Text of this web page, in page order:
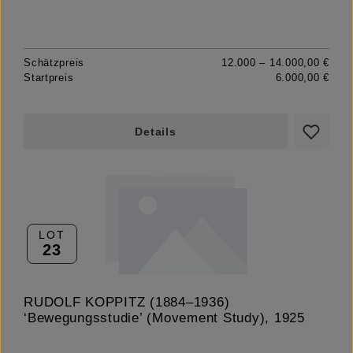
Schätzpreis
12.000 – 14.000,00 €
Startpreis
6.000,00 €
Details
LOT
23
RUDOLF KOPPITZ (1884–1936)
‘Bewegungsstudie’ (Movement Study), 1925